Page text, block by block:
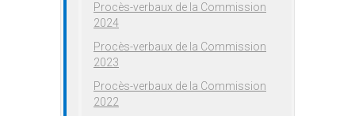
Procès-verbaux de la Commission
2024
Procès-verbaux de la Commission
2023
Procès-verbaux de la Commission
2022